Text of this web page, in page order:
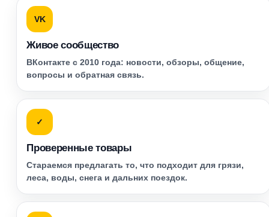
VK
Живое сообщество
ВКонтакте с 2010 года: новости, обзоры, общение,
вопросы и обратная связь.
✓
Проверенные товары
Стараемся предлагать то, что подходит для грязи,
леса, воды, снега и дальних поездок.